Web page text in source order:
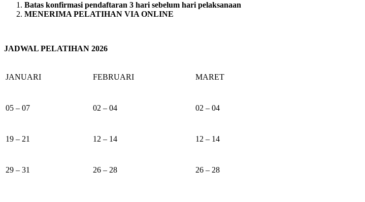
Batas konfirmasi pendaftaran 3 hari sebelum hari pelaksanaan
MENERIMA PELATIHAN VIA ONLINE
JADWAL PELATIHAN 2026
JANUARI FEBRUARI MARET
05 – 07 02 – 04 02 – 04
19 – 21 12 – 14 12 – 14
29 – 31 26 – 28 26 – 28